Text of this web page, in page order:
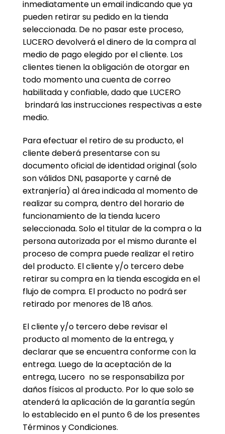
inmediatamente un email indicando que ya
pueden retirar su pedido en la tienda
seleccionada. De no pasar este proceso,
LUCERO devolverá el dinero de la compra al
medio de pago elegido por el cliente. Los
clientes tienen la obligación de otorgar en
todo momento una cuenta de correo
habilitada y confiable, dado que LUCERO
brindará las instrucciones respectivas a este
medio.
Para efectuar el retiro de su producto, el
cliente deberá presentarse con su
documento oficial de identidad original (solo
son válidos DNI, pasaporte y carné de
extranjería) al área indicada al momento de
realizar su compra, dentro del horario de
funcionamiento de la tienda lucero
seleccionada. Solo el titular de la compra o la
persona autorizada por el mismo durante el
proceso de compra puede realizar el retiro
del producto. El cliente y/o tercero debe
retirar su compra en la tienda escogida en el
flujo de compra. El producto no podrá ser
retirado por menores de 18 años.
El cliente y/o tercero debe revisar el
producto al momento de la entrega, y
declarar que se encuentra conforme con la
entrega. Luego de la aceptación de la
entrega, Lucero no se responsabiliza por
daños físicos al producto. Por lo que solo se
atenderá la aplicación de la garantía según
lo establecido en el punto 6 de los presentes
Términos y Condiciones.